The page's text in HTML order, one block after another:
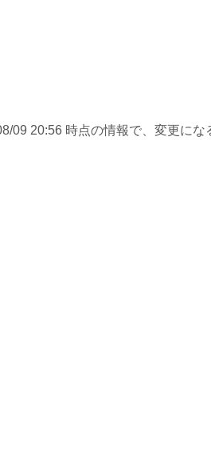
09 20:56 時点の情報で、変更にな